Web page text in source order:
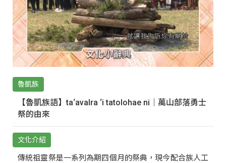
魯凱族
【魯凱族語】ta‘avalra ‘i tatolohae ni｜萬山部落勇士
祭的由來
文化介紹
傳統祖靈祭是一系列為期四個月的祭典，現今配合族人工